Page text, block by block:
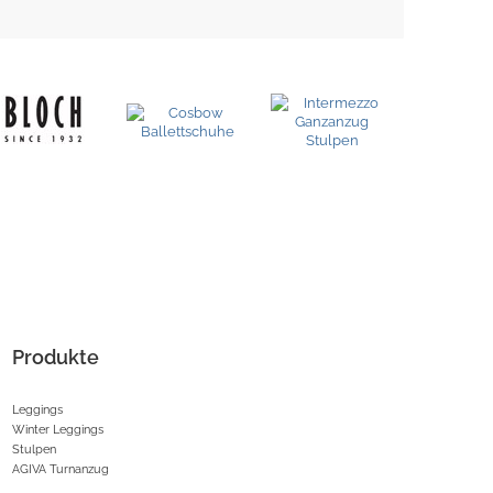
Produkte
Leggings
Winter Leggings
Stulpen
AGIVA Turnanzug